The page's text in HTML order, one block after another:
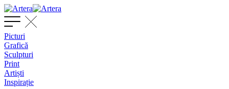
Picturi
Grafică
Sculpturi
Print
Artiști
Inspirație